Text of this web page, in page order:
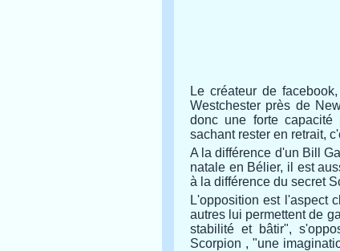
Le créateur de
Westchester près de
donc une forte capacité
sachant rester en retrait,
A la différence d'un Bill
natale en Bélier, il est
à la différence du secret
L'opposition est l'aspect
autres lui permettent de
stabilité et bâtir",
Scorpion , "une